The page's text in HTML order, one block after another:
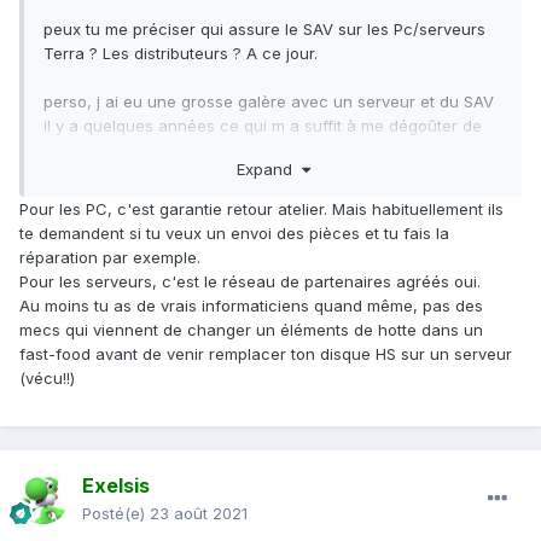
peux tu me préciser qui assure le SAV sur les Pc/serveurs
Terra ? Les distributeurs ? A ce jour.
perso, j ai eu une grosse galère avec un serveur et du SAV
il y a quelques années ce qui m a suffit à me dégoûter de
Expand
Pour les PC, c'est garantie retour atelier. Mais habituellement ils
te demandent si tu veux un envoi des pièces et tu fais la
réparation par exemple.
Pour les serveurs, c'est le réseau de partenaires agréés oui.
Au moins tu as de vrais informaticiens quand même, pas des
mecs qui viennent de changer un éléments de hotte dans un
fast-food avant de venir remplacer ton disque HS sur un serveur
(vécu!!)
Exelsis
Posté(e) 23 août 2021